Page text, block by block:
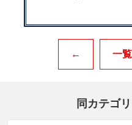
← 一
同カテゴ